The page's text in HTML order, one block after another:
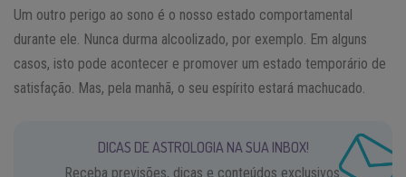
Um outro perigo ao sono é o nosso estado comportamental
durante ele. Nunca durma alcoolizado, por exemplo. Em alguns
casos, isto pode acontecer e promover um estado temporário de
satisfação. Mas, pela manhã, o seu espírito estará machucado.
DICAS DE ASTROLOGIA NA SUA INBOX!
Receba previsões, dicas e conteúdos exclusivos.